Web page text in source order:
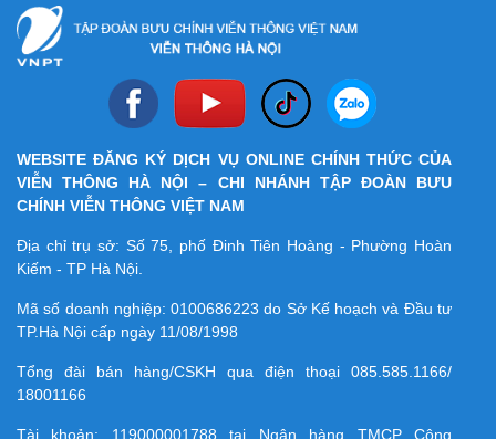
WEBSITE ĐĂNG KÝ DỊCH VỤ ONLINE CHÍNH THỨC CỦA
VIỄN THÔNG HÀ NỘI – CHI NHÁNH TẬP ĐOÀN BƯU
CHÍNH VIỄN THÔNG VIỆT NAM
Địa chỉ trụ sở: Số 75, phố Đinh Tiên Hoàng - Phường Hoàn
Kiếm - TP Hà Nội.
Mã số doanh nghiệp:0100686223 do Sở Kế hoạch và Đầu tư
TP.Hà Nội cấp ngày 11/08/1998
Tổng đài bán hàng/CSKH qua điện thoại 085.585.1166/
18001166
Tài khoản: 119000001788 tại Ngân hàng TMCP Công